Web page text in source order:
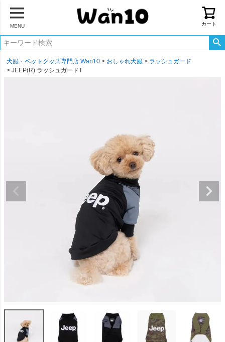
MENU カート
犬服・ペットグッズ専門店 Wan10 おしゃれ犬服
ラッシュガード
JEEP(R) ラッシュガードT